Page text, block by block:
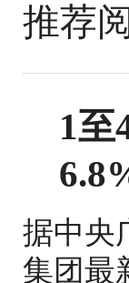
推荐
1至
据中央
集团最